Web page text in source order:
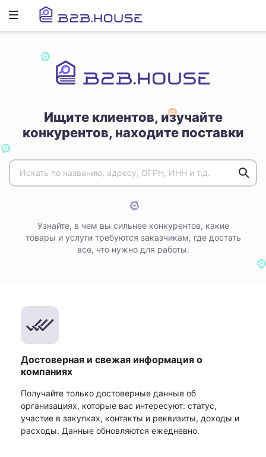
Развернуть
Ищите клиентов, изучайте
конкурентов, находите поставки
Узнайте, в чем вы сильнее конкурентов, какие
товары и услуги требуются заказчикам, где достать
все, что нужно для работы.
Достоверная и свежая информация о
компаниях
Получайте только достоверные данные об
организациях, которые вас интересуют: статус,
участие в закупках, контакты и реквизиты, доходы и
расходы. Данные обновляются ежедневно.